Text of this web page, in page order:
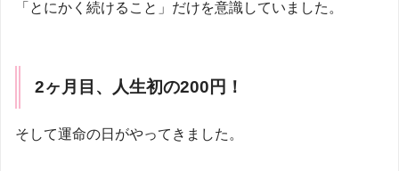
「とにかく続けること」だけを意識していました。
2ヶ月目、人生初の200円！
そして運命の日がやってきました。